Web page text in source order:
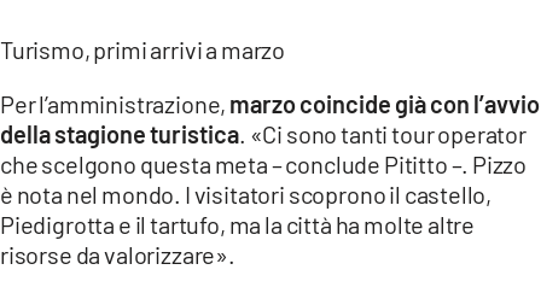
Turismo, primi arrivi a marzo
Per l’amministrazione, marzo coincide già con l’avvio
della stagione turistica. «Ci sono tanti tour operator
che scelgono questa meta – conclude Pititto –. Pizzo
è nota nel mondo. I visitatori scoprono il castello,
Piedigrotta e il tartufo, ma la città ha molte altre
risorse da valorizzare».